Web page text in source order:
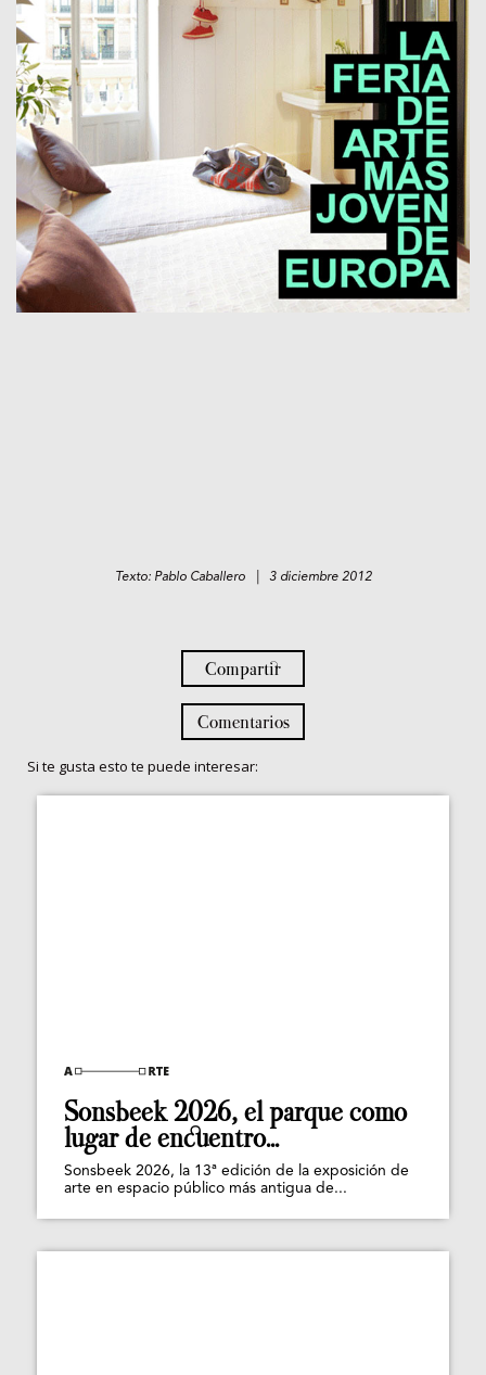
Texto: Pablo Caballero | 3 diciembre 2012
Compartir
Comentarios
Si te gusta esto te puede interesar:
Sonsbeek 2026, el parque como
lugar de encuentro...
Sonsbeek 2026, la 13ª edición de la exposición de
arte en espacio público más antigua de...